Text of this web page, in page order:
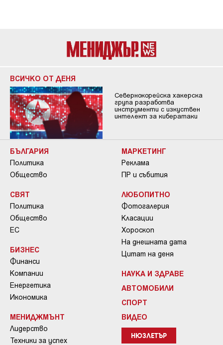
ВСИЧКО ОТ ДЕНЯ
Севернокорейска хакерска
група разработва
инструменти с изкуствен
интелект за кибератаки
БЪЛГАРИЯ
Политика
Общество
СВЯТ
Политика
Общество
ЕС
БИЗНЕС
Финанси
Компании
Енергетика
Икономика
МЕНИДЖМЪНТ
Лидерство
Техники за успех
МАРКЕТИНГ
Реклама
ПР и събития
ЛЮБОПИТНО
Фотогалерия
Класации
Хороскоп
На днешната дата
Цитат на деня
НАУКА И ЗДРАВЕ
АВТОМОБИЛИ
СПОРТ
ВИДЕО
НЮЗЛЕТЪР